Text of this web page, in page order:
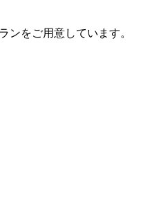
ンをご用意しています。